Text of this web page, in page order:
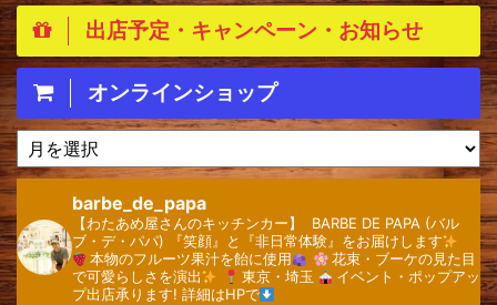
出店予定・キャンペーン・お知らせ
オンラインショップ
ア
ー
カ
イ
ブ
barbe_de_papa
【わたあめ屋さんのキッチンカー】 ⁡
⁡BARBE DE PAPA (バル
ブ・デ・パパ) 『笑顔』と『非日常体験』をお届けします
本物のフルーツ果汁を飴に使用
花束・ブーケの見た目
で可愛らしさを演出
東京・埼玉
イベント・ポップアッ
プ出店承ります! 詳細はHPで